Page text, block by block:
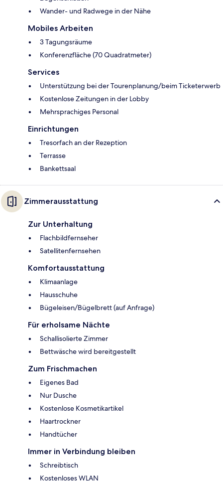
Wander- und Radwege in der Nähe
Mobiles Arbeiten
3 Tagungsräume
Konferenzfläche (70 Quadratmeter)
Services
Unterstützung bei der Tourenplanung/beim Ticketerwerb
Kostenlose Zeitungen in der Lobby
Mehrsprachiges Personal
Einrichtungen
Tresorfach an der Rezeption
Terrasse
Bankettsaal
Zimmerausstattung
Zur Unterhaltung
Flachbildfernseher
Satellitenfernsehen
Komfortausstattung
Klimaanlage
Hausschuhe
Bügeleisen/Bügelbrett (auf Anfrage)
Für erholsame Nächte
Schallisolierte Zimmer
Bettwäsche wird bereitgestellt
Zum Frischmachen
Eigenes Bad
Nur Dusche
Kostenlose Kosmetikartikel
Haartrockner
Handtücher
Immer in Verbindung bleiben
Schreibtisch
Kostenloses WLAN